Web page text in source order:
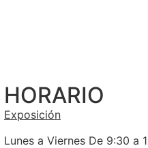
HORARIO
Exposición
Lunes a Viernes De 9:30 a